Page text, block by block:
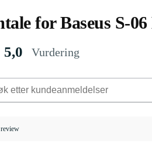
forBaseus S-
5,0 Vurdering